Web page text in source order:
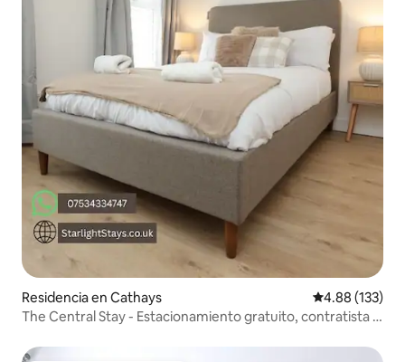
Residencia en Cathays Calificación
4.88 (133)
The Central Stay - Estacionamiento gratuito, contratista y